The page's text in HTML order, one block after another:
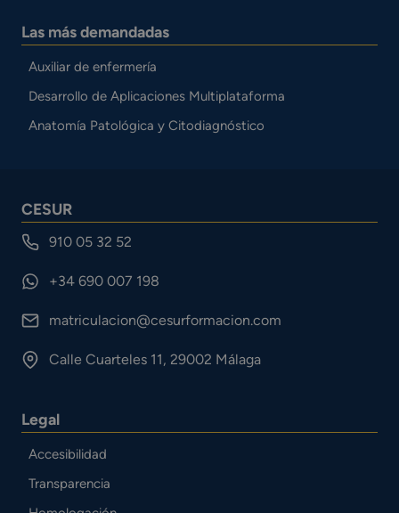
Las más demandadas
Auxiliar de enfermería
Desarrollo de Aplicaciones Multiplataforma
Anatomía Patológica y Citodiagnóstico
CESUR
910 05 32 52
+34 690 007 198
matriculacion@cesurformacion.com
Calle Cuarteles 11, 29002 Málaga
Legal
Accesibilidad
Transparencia